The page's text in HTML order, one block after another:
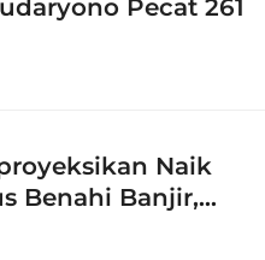
Pecat 261
Naik
Benahi Banjir,